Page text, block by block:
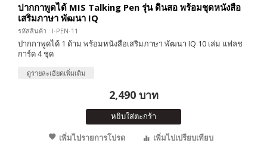
ปากกาพูดได้ MIS Talking Pen รุ่น ดินสอ พร้อมชุดหนังสือ
เสริมภาษา พัฒนา IQ
รหัสสินค้า : I-PEN-11
ปากกาพูดได้ 1 ด้าม พร้อมหนังสือเสริมภาษา พัฒนา IQ 10 เล่ม แฟลช
การ์ด 4 ชุด
ดูรายละเอียดเพิ่มเติม
2,490 บาท
หยิบใส่ตะกร้า
เพิ่มไปรายการโปรด
เพิ่มไปเปรียบเทียบ